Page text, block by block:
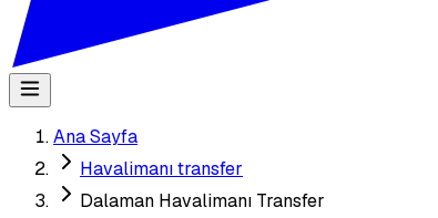
Ana Sayfa
Havalimanı transfer
Dalaman Havalimanı Transfer